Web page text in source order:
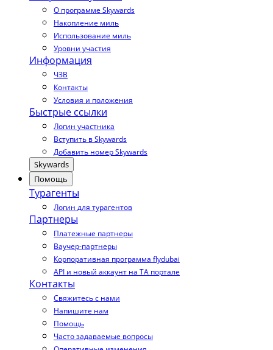
О программе Skywards
Накопление миль
Использование миль
Уровни участия
Информация
ЧЗВ
Контакты
Условия и положения
Быстрые ссылки
Логин участника
Вступить в Skywards
Добавить номер Skywards
Skywards
Помощь
Турагенты
Логин для турагентов
Партнеры
Платежные партнеры
Ваучер-партнеры
Корпоративная программа flydubai
API и новый аккаунт на TA портале
Контакты
Свяжитесь с нами
Напишите нам
Помощь
Часто задаваемые вопросы